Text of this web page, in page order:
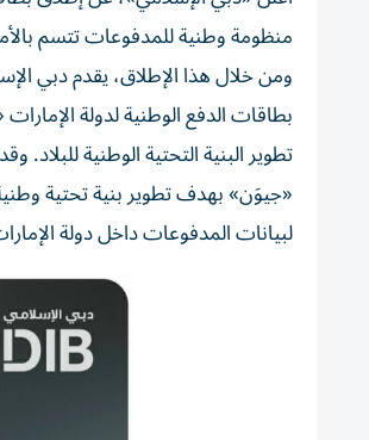
منظومة وطنية للمدفوعات تتسم
ومن خلال هذا الإطلاق، يقدم دبي
بطاقات الدفع الوطنية لدولة
تطوير البنية التحتية الوطنية
«جيوَن» بهدف تطوير بنية تحتية
لبيانات المدفوعات داخل دولة